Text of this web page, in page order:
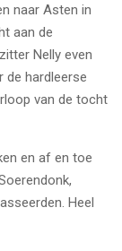
naar Asten in
aan de
Nelly even
de hardleerse
van de tocht
en af en toe
Heel